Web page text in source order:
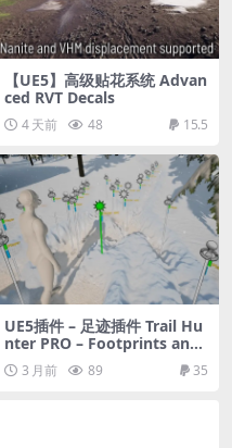
【UE5】高级贴花系统 Advan
ced RVT Decals
4 天前 48 15.5
UE5插件 – 足迹插件 Trail Hu
nter PRO – Footprints and
Tracks with Multiplayer &
WorldPartition
3 月前 89 35